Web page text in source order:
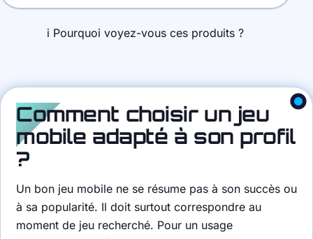
i Pourquoi voyez-vous ces produits ?
Comment choisir un jeu
mobile adapté à son profil
?
Un bon jeu mobile ne se résume pas à son succès ou
à sa popularité. Il doit surtout correspondre au
moment de jeu recherché. Pour un usage